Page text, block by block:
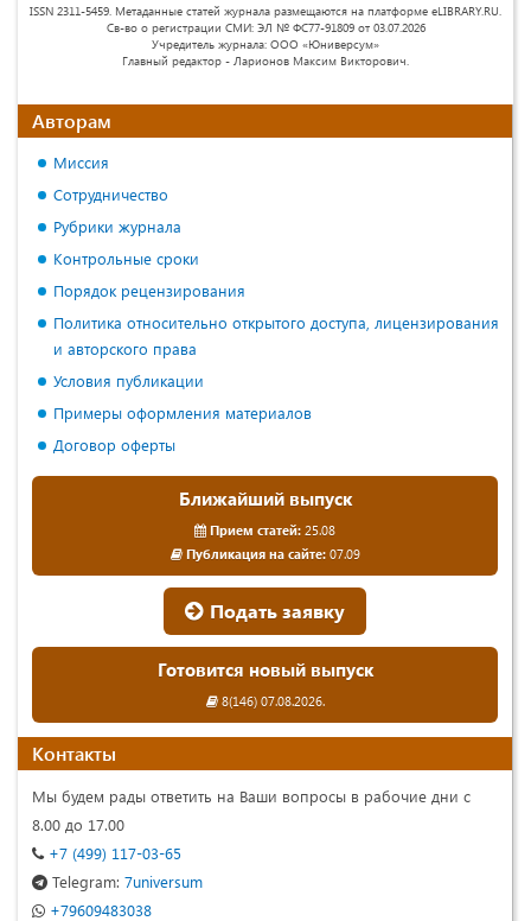
ISSN 2311-5459. Метаданные статей журнала размещаются на платформе eLIBRARY.RU.
Св-во о регистрации СМИ: ЭЛ № ФС77-91809 от 03.07.2026
Учредитель журнала: ООО «Юниверсум»
Главный редактор - Ларионов Максим Викторович.
Авторам
Миссия
Сотрудничество
Рубрики журнала
Контрольные сроки
Порядок рецензирования
Политика относительно открытого доступа, лицензирования
и авторского права
Условия публикации
Примеры оформления материалов
Договор оферты
Ближайший выпуск
Прием статей: 25.08
Публикация на сайте:07.09
Подать заявку
Готовится новый выпуск
8(146) 07.08.2026.
Контакты
Мы будем рады ответить на Ваши вопросы в рабочие дни с
8.00 до 17.00
+7 (499) 117-03-65
Telegram: 7universum
+79609483038